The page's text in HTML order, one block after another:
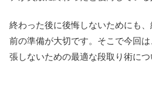
終わった後に後悔しないためにも
前の準備が大切です。そこで今回
張しないための最適な段取り術につ